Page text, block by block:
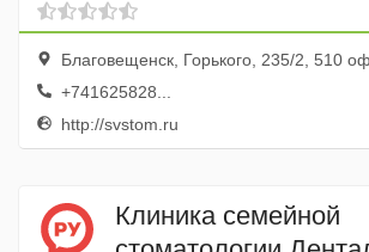
Благовещенск, Горького, 235/2, 510
+741625828...
http://svstom.ru
Клиника семейной